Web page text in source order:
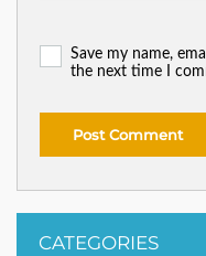
Save my name,
the next time I
CATEGORIES